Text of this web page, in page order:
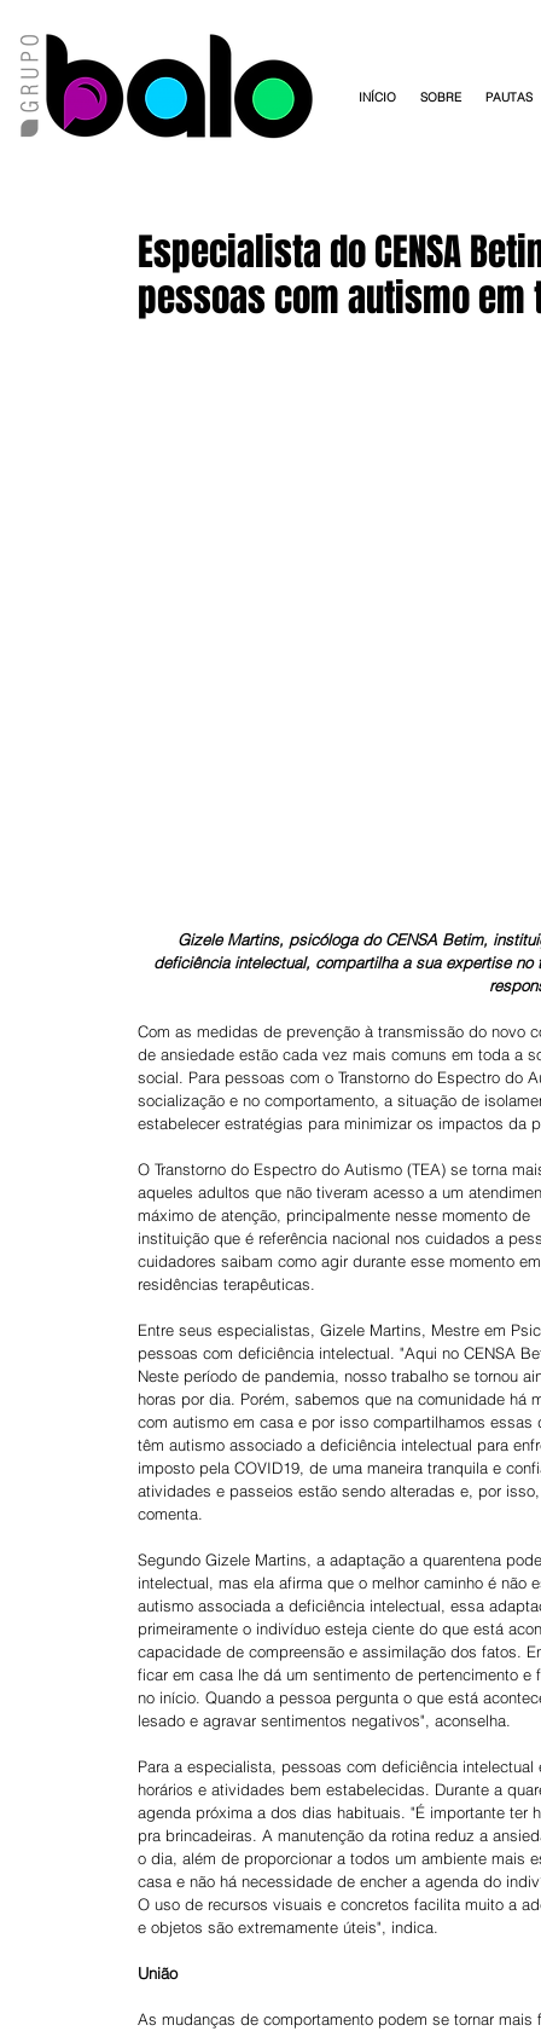
INÍCIO SOBRE PAUTAS
Especialista do CENSA
pessoas com autismo em
Gizele Martins, psicóloga do CENSA Betim,
deficiência intelectual, compartilha a sua expertise
Com as medidas de prevenção à transmissão do novo
de ansiedade estão cada vez mais comuns em toda a
social. Para pessoas com o Transtorno do Espectro do
socialização e no comportamento, a situação de
estabelecer estratégias para minimizar os impactos da
O Transtorno do Espectro do Autismo (TEA) se torna
aqueles adultos que não tiveram acesso a um
máximo de atenção, principalmente nesse momento
instituição que é referência nacional nos cuidados a
cuidadores saibam como agir durante esse momento
residências terapêuticas.
Entre seus especialistas, Gizele Martins, Mestre em
pessoas com deficiência intelectual. "Aqui no CENSA
Neste período de pandemia, nosso trabalho se tornou
horas por dia. Porém, sabemos que na comunidade
com autismo em casa e por isso compartilhamos
têm autismo associado a deficiência intelectual para
imposto pela COVID19, de uma maneira tranquila e
atividades e passeios estão sendo alteradas e, por
comenta.
Segundo Gizele Martins, a adaptação a quarentena
intelectual, mas ela afirma que o melhor caminho é
autismo associada a deficiência intelectual, essa
primeiramente o indivíduo esteja ciente do que está
capacidade de compreensão e assimilação dos fatos.
ficar em casa lhe dá um sentimento de pertencimento
no início. Quando a pessoa pergunta o que está
lesado e agravar sentimentos negativos", aconselha.
Para a especialista, pessoas com deficiência
horários e atividades bem estabelecidas. Durante a
agenda próxima a dos dias habituais. "É importante ter
pra brincadeiras. A manutenção da rotina reduz a
o dia, além de proporcionar a todos um ambiente mais
casa e não há necessidade de encher a agenda do
O uso de recursos visuais e concretos facilita muito a
e objetos são extremamente úteis", indica.
União
As mudanças de comportamento podem se tornar